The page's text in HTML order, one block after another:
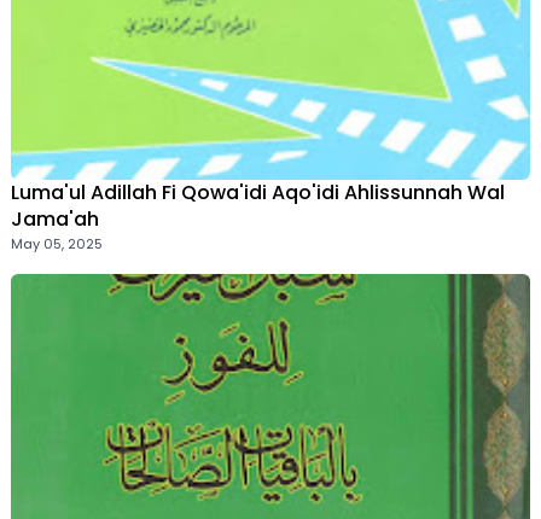
Luma'ul Adillah Fi Qowa'idi Aqo'idi Ahlissunnah Wal
Jama'ah
May 05, 2025